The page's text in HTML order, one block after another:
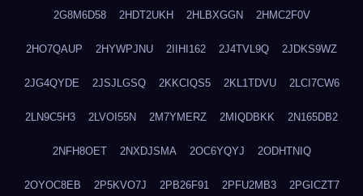
2G8M6D58 2HDT2UKH 2HLBXGGN 2HMC2F0V
2HO7QAUP 2HYWPJNU 2IIHI162 2J4TVL9Q 2JDKS9WZ
2JG4QYDE 2JSJLGSQ 2KKCIQS5 2KL1TDVU 2LCI7CW6
2LN9C5H3 2LVOI55N 2M7YMERZ 2MIQDBKK 2N165DB2
2NFH8OET 2NXDJSMA 2OC6YQYJ 2ODHTNIQ
2OYOC8EB 2P5KVO7J 2PB26F91 2PFU2MB3 2PGICZT7